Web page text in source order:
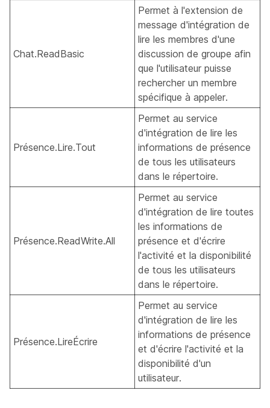
Chat.ReadBasic
Permet à l'extension de
message d'intégration de
lire les membres d'une
discussion de groupe afin
que l'utilisateur puisse
rechercher un membre
spécifique à appeler.
Présence.Lire.Tout
Permet au service
d'intégration de lire les
informations de présence
de tous les utilisateurs
dans le répertoire.
Présence.ReadWrite.All
Permet au service
d'intégration de lire toutes
les informations de
présence et d'écrire
l'activité et la disponibilité
de tous les utilisateurs
dans le répertoire.
Présence.LireÉcrire
Permet au service
d'intégration de lire les
informations de présence
et d'écrire l'activité et la
disponibilité d'un
utilisateur.